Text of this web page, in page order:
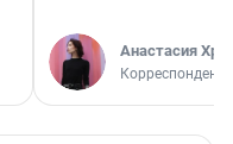
Анастасия
Корреспондент